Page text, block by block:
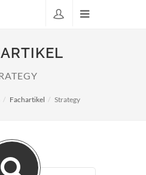
Fachartikel Strategy